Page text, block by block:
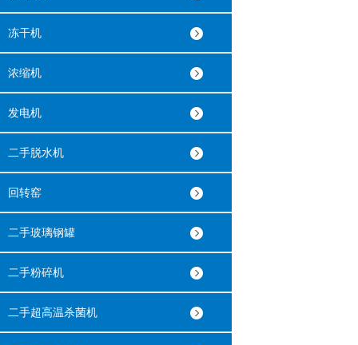
冻干机
浓缩机
发电机
二手脱水机
回转窑
二手玻璃钢罐
二手粉碎机
二手超高温杀菌机